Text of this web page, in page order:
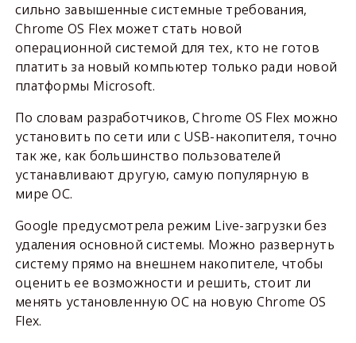
сильно завышенные системные требования,
Chrome OS Flex может стать новой
операционной системой для тех, кто не готов
платить за новый компьютер только ради новой
платформы Microsoft.
По словам разработчиков, Chrome OS Flex можно
установить по сети или с USB-накопителя, точно
так же, как большинство пользователей
устанавливают другую, самую популярную в
мире ОС.
Google предусмотрела режим Live-загрузки без
удаления основной системы. Можно развернуть
систему прямо на внешнем накопителе, чтобы
оценить ее возможности и решить, стоит ли
менять установленную ОС на новую Chrome OS
Flex.